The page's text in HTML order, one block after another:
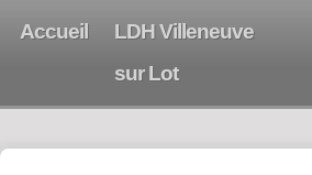
Accueil
LDH Villeneuve
sur Lot